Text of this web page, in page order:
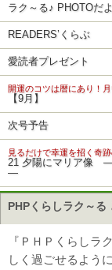
ラク～る♪ PHOTOだ
READERS’くらぶ
愛読者プレゼント
開運のコツは暦にあり！
【9月】
次号予告
見るだけで幸運を招く奇
21 夕陽にマリア像 ―
―
PHPくらしラク～る
『ＰＨＰくらしラ
しく過ごせるよう